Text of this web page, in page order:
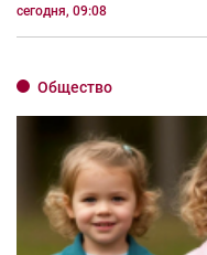
сегодня, 09:08
Общество